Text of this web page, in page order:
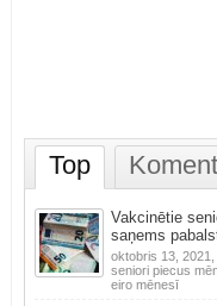
Top
Vakcinētie
saņems
oktobris 13, 2021,
seniori piecus
eiro mēnesī